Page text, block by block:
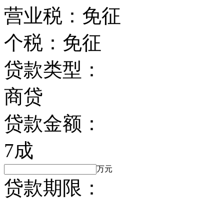
营业税： 免征
个税： 免征
贷款类型：
商贷
贷款金额：
7成
万元
贷款期限：